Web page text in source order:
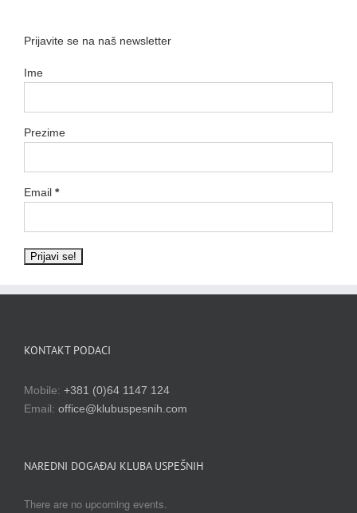
Prijavite se na naš newsletter
Ime
Prezime
Email *
KONTAKT PODACI
Mobile: +381 (0)64 1147 124
Email: office@klubuspesnih.com
NAREDNI DOGAĐAJ KLUBA USPEŠNIH
There are no upcoming events.